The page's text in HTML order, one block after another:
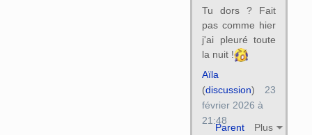
Tu dors ? Fait
pas comme hier
j'ai pleuré toute
la nuit !
Parent Plus
Aïla
(discussion)
23
février 2026 à
21:48